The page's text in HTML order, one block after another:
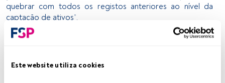
Este website utiliza cookies
quebrar com todos os registos anteriores ao nível da
captação de ativos”.
Durante o mês de agosto
o grande foco dos
da BlackRock também salientar que os investidores